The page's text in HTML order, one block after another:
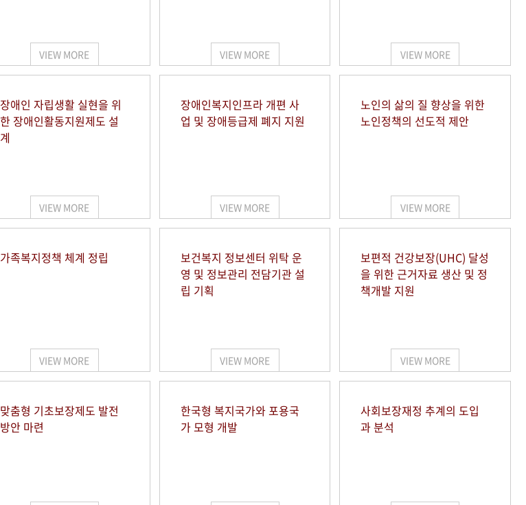
VIEW MORE VIEW MORE VIEW MORE
장애인 자립생활 실현을 위
한 장애인활동지원제도 설
계
VIEW MORE
장애인복지인프라 개편 사
업 및 장애등급제 폐지 지원
VIEW MORE
노인의 삶의 질 향상을 위한
노인정책의 선도적 제안
VIEW MORE
가족복지정책 체계 정립
VIEW MORE
보건복지 정보센터 위탁 운
영 및 정보관리 전담기관 설
립 기획
VIEW MORE
보편적 건강보장(UHC) 달성
을 위한 근거자료 생산 및 정
책개발 지원
VIEW MORE
맞춤형 기초보장제도 발전
방안 마련
한국형 복지국가와 포용국
가 모형 개발
사회보장재정 추계의 도입
과 분석